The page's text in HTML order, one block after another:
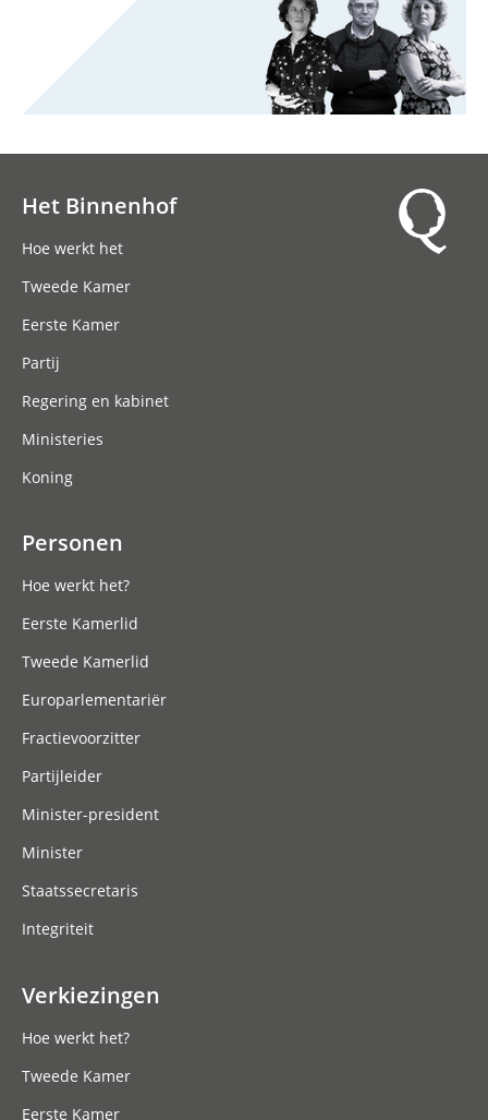
Het Binnenhof
Hoe werkt het
Tweede Kamer
Eerste Kamer
Partij
Regering en kabinet
Ministeries
Koning
Personen
Hoe werkt het?
Eerste Kamerlid
Tweede Kamerlid
Europarlementariër
Fractievoorzitter
Partijleider
Minister-president
Minister
Staatssecretaris
Integriteit
Verkiezingen
Hoe werkt het?
Tweede Kamer
Eerste Kamer